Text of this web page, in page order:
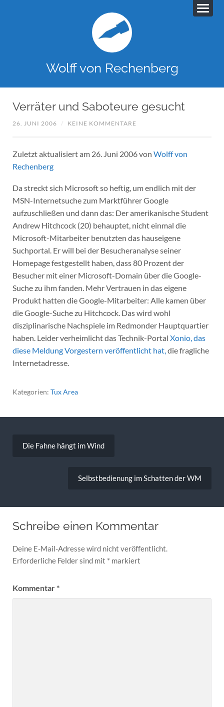
Wolff von Rechenberg
Verräter und Saboteure gesucht
26. JUNI 2006 / KEINE KOMMENTARE
Zuletzt aktualisiert am 26. Juni 2006 von Wolff von
Rechenberg
Da streckt sich Microsoft so heftig, um endlich mit der
MSN-Internetsuche zum Marktführer Google
aufzuschließen und dann das: Der amerikanische Student
Andrew Hitchcock (20) behauptet, nicht einmal die
Microsoft-Mitarbeiter benutzten das hauseigene
Suchportal. Er will bei der Besucheranalyse seiner
Homepage festgestellt haben, dass 80 Prozent der
Besucher mit einer Microsoft-Domain über die Google-
Suche zu ihm fanden. Mehr Vertrauen in das eigene
Produkt hatten die Google-Mitarbeiter: Alle kamen über
die Google-Suche zu Hitchcock. Das wird wohl
disziplinarische Nachspiele im Redmonder Hauptquartier
haben. Leider verheimlicht das Technik-Portal Xonio, das
diese Meldung Vorgestern veröffentlicht hat,die fragliche
Internetadresse.
Kategorien: Tux Area
Die Fahne hängt im Wind
Selbstbedienung im Schatten der WM
Schreibe einen Kommentar
Deine E-Mail-Adresse wird nicht veröffentlicht.
Erforderliche Felder sind mit * markiert
Kommentar*